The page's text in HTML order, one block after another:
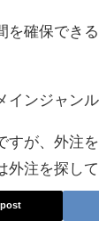
を確保でき
インジャン
すが、外注
注を探し
post